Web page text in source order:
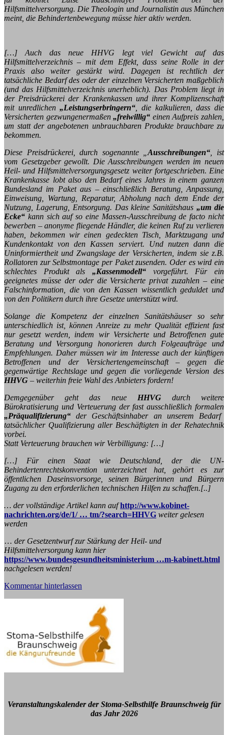
Hilfsmittelversorgung. Die Theologin und Journalistin aus München
meint, die Behindertenbewegung müsse hier aktiv werden.
[…] Auch das neue HHVG legt viel Gewicht auf das
Hilfsmittelverzeichnis – mit dem Effekt, dass seine Rolle in der
Praxis also weiter gestärkt wird. Dagegen ist rechtlich der
tatsächliche Bedarf des oder der einzelnen Versicherten maßgeblich
(und das Hilfsmittelverzeichnis unerheblich). Das Problem liegt in
der Preisdrückerei der Krankenkassen und ihrer Komplizenschaft
mit unredlichen„Leistungserbringern“ , die kalkulieren, dass die
Versicherten gezwungenermaßen„freiwillig“ einen Aufpreis zahlen,
um statt der angebotenen unbrauchbaren Produkte brauchbare zu
bekommen.
Diese Preisdrückerei, durch sogenannte „Ausschreibungen“ , ist
vom Gesetzgeber gewollt. Die Ausschreibungen werden im neuen
Heil- und Hilfsmittelversorgungsgesetz weiter fortgeschrieben. Eine
Krankenkasse lobt also den Bedarf eines Jahres in einem ganzen
Bundesland im Paket aus – einschließlich Beratung, Anpassung,
Einweisung, Wartung, Reparatur, Abholung nach dem Ende der
Nutzung, Lagerung, Entsorgung. Das kleine Sanitätshaus„um die
Ecke“ kann sich auf so eine Massen-Ausschreibung de facto nicht
bewerben – anonyme fliegende Händler, die keinen Ruf zu verlieren
haben, bekommen wir einen gedeckten Tisch, Marktzugang und
Kundenkontakt von den Kassen serviert. Und nutzen dann die
Uninformiertheit und Zwangslage der Versicherten, indem sie z.B.
Rollatoren zur Selbstmontage per Paket zusenden. Oder es wird ein
schlechtes Produkt als „Kassenmodell“ vorgeführt. Für ein
geeignetes müsse der oder die Versicherte privat zuzahlen – eine
Falschinformation, die von den Kassen wissentlich geduldet und
von den Politikern durch ihre Gesetze unterstützt wird.
Solange die Kompetenz der einzelnen Sanitätshäuser so sehr
unterschiedlich ist, können Anreize zu mehr Qualität effizient fast
nur gesetzt werden, indem wir Versicherte und Betroffenen gute
Beratung und Versorgung honorieren durch Folgeaufträge und
Empfehlungen. Daher müssen wir im Interesse auch der künftigen
Betroffenen und der Versichertengemeinschaft – gegen die
gegenwärtige Rechtslage und gegen die vorliegende Version des
HHVG – weiterhin freie Wahl des Anbieters fordern!
Demgegenüber geht das neue HHVGdurch weitere
Bürokratisierung und Verteuerung der fast ausschließlich formalen
„Präqualifizierung“ der Geschäftsinhaber an unserem Bedarf
tatsächlicher Qualifizierung aller Beschäftigten in der Rehatechnik
vorbei.
Statt Verteuerung brauchen wir Verbilligung: […]
[…] Für einen Staat wie Deutschland, der die UN-
Behindertenrechtskonvention unterzeichnet hat, gehört es zur
öffentlichen Daseinsvorsorge, seinen Bürgerinnen und Bürgern
Zugang zu den erforderlichen technischen Hilfen zu schaffen.[..]
… der vollständige Artikel kann aufhttp://www.kobinet-
nachrichten.org/de/1/ … tm/?search=HHVG weiter gelesen
werden
… der Gesetzentwurf zur Stärkung der Heil- und
Hilfsmittelversorgung kann hier
https://www.bundesgesundheitsministerium …m-kabinett.html
nachgelesen werden!
Kommentar hinterlassen
Veranstaltungskalender der Stoma-Selbsthilfe Braunschweig für
das Jahr 2026